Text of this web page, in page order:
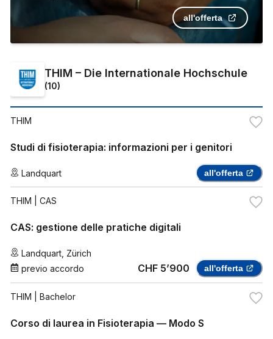
all'offerta
THIM – Die Internationale Hochschule
(10)
THIM
Studi di fisioterapia: informazioni per i genitori
Landquart all'offerta
THIM | CAS
CAS: gestione delle pratiche digitali
Landquart Zürich
previo accordo
CHF 5’900 all'offerta
THIM | Bachelor
Corso di laurea in Fisioterapia — Modo S